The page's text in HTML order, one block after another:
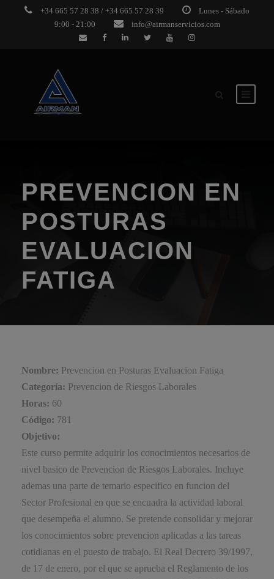
+34 665 57 28 38 / +34 665 57 28 39
Lunes - Sábado
9:00 - 21:00
info@airmanservicios.com
PREVENCION EN
POSTURAS
EVALUACION
FATIGA
Nombre: Prevencion en Posturas Evaluacion Fatiga
Categoría: Prevencion de Riesgos Laborales
Horas: 60
Código: 781
Objetivo:
Este curso permite adquirir los conocimientos necesarios de
nivel basico de Prevencion de Riesgos Laborales. Incluye
ademas una parte de temario especifico en funcion del
Sector Profesional en que se encuadra la actividad laboral
que desempeña el alumno. Se pretende consolidar y mejorar
los conocimientos sobre prevencion aplicadas a las tareas
cotidianas en el puesto de trabajo. El Real Decrero 39/1997,
de 17 de enero, por el que se aprueba el Reglamento de los